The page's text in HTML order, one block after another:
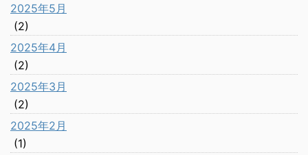
2025年5月
(2)
2025年4月
(2)
2025年3月
(2)
2025年2月
(1)